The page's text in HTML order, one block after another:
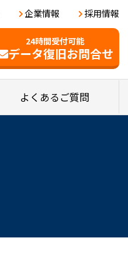
企業情報 採用情報
24時間受付可能
データ復旧お問合せ
よくあるご質問